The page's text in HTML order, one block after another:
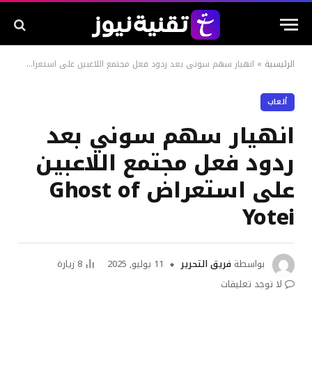
الرئيسية » انهيار سهم سوني بعد ردود فعل مجتمع اللاعبين على استعراض Ghost of Yotei
ألعاب
انهيار سهم سوني بعد
ردود فعل مجتمع اللاعبين
على استعراض Ghost of
Yotei
بواسطة فريق التحرير 11 يوليو, 2025 8 زيارة
لا توجد تعليقات